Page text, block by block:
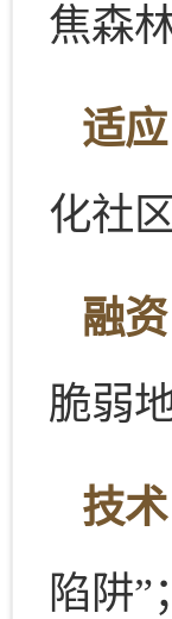
焦森
适
化社
融
脆弱
技
陷阱